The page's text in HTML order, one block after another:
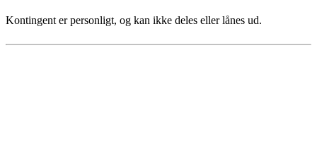
Kontingent er personligt, og kan ikke deles eller lånes ud.